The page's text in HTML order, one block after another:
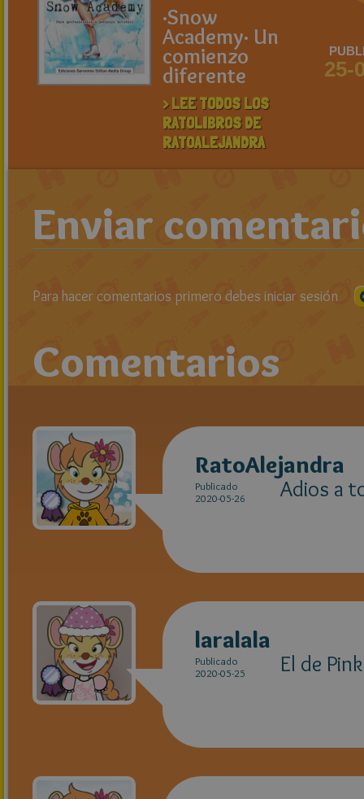
·Snow
Academy· Un
comienzo
diferente
> LEE TODOS LOS
RATOLIBROS DE
RATOALEJANDRA
25-
Enviar
Para hacer comentarios primero debes iniciar sesión
Comentarios
RatoAlejandra
Publicado
2020-05-26
Adios a
laralala
Publicado
2020-05-25
El de